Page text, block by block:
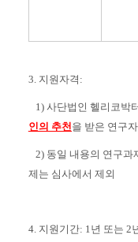
3. 지원자격:
1) 사단법인 헬리코박
인의 추천을 받은 연구자
2) 동일 내용의 연구과
제는 심사에서 제외
4. 지원기간: 1년 또는 2